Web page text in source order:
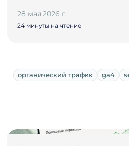
28 мая 2026 г.
24 минуты на чтение
органический трафик ga4